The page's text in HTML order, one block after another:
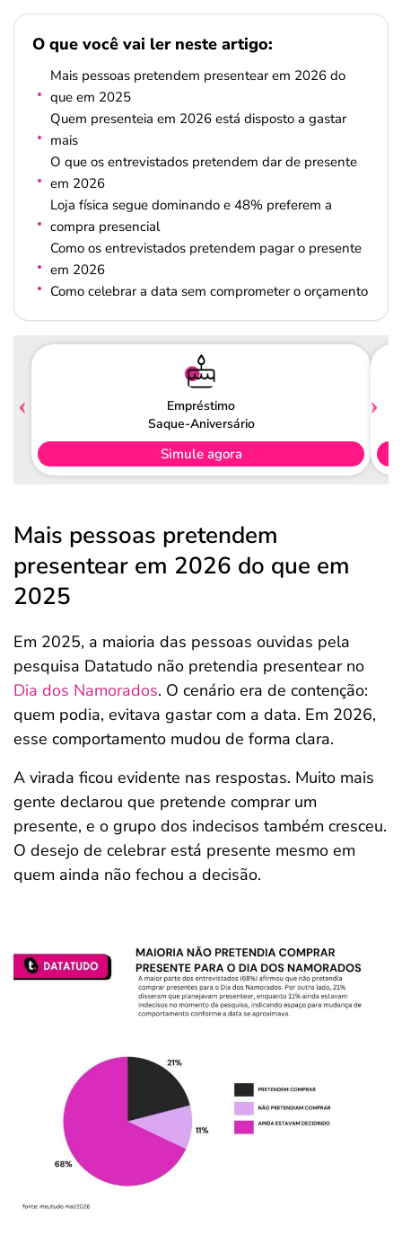
O que você vai ler neste artigo:
Mais pessoas pretendem presentear em 2026 do
que em 2025
Quem presenteia em 2026 está disposto a gastar
mais
O que os entrevistados pretendem dar de presente
em 2026
Loja física segue dominando e 48% preferem a
compra presencial
Como os entrevistados pretendem pagar o presente
em 2026
Como celebrar a data sem comprometer o orçamento
Empréstimo
Saque-Aniversário
Simule agora
Mais pessoas pretendem
presentear em 2026 do que em
2025
Em 2025, a maioria das pessoas ouvidas pela
pesquisa Datatudo não pretendia presentear no
Dia dos Namorados. O cenário era de contenção:
quem podia, evitava gastar com a data. Em 2026,
esse comportamento mudou de forma clara.
A virada ficou evidente nas respostas. Muito mais
gente declarou que pretende comprar um
presente, e o grupo dos indecisos também cresceu.
O desejo de celebrar está presente mesmo em
quem ainda não fechou a decisão.